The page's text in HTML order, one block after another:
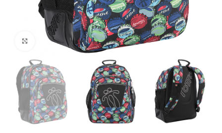
Clic para ampliar